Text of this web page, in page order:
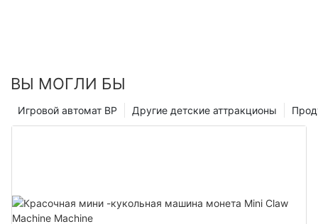
ВЫ МОГЛИ БЫ
Другие детские аттракционы
Игровой автомат ВР